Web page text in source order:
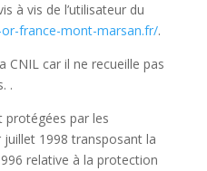
à vis de l’utilisateur du
france-mont-marsan.fr/.
CNIL car il ne recueille pas
.
protégées par les
1998 transposant la
relative à la protection